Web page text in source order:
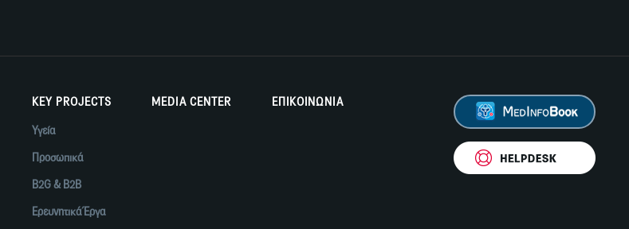
KEY PROJECTS
Υγεία
Προσωπικά
B2G & B2B
Ερευνητικά Έργα
MEDIA CENTER ΕΠΙΚΟΙΝΩΝΙΑ